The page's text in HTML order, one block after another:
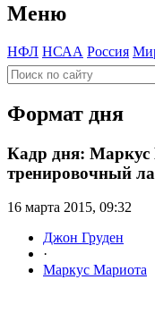
Меню
НФЛ НСАА Россия
Формат дня
Кадр дня: Маркус
тренировочный
16 марта 2015, 09:32
Джон Груден
·
Маркус Мариота